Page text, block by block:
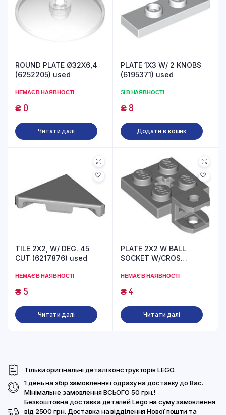
ROUND PLATE Ø32X6,4
(6252205) used
НЕМАЄ В НАЯВНОСТІ
₴0
Читати далі
PLATE 1X3 W/ 2 KNOBS
(6195371) used
51 В НАЯВНОСТІ
₴8
Додати в кошик
TILE 2X2, W/ DEG. 45
CUT (6217876) used
НЕМАЄ В НАЯВНОСТІ
₴5
Читати далі
PLATE 2X2 W BALL
SOCKET W/CROS
НЕМАЄ В НАЯВНОСТІ
₴4
Читати далі
Тільки оригінальні деталі конструкторів LEGO.
1 день на збір замовлення і одразу на доставку до Вас.
Мінімальне замовлення ВСЬОГО 50 грн.!
Безкоштовна доставка деталей Lego на суму замовлення
від 2500 грн. Доставка на відділення Нової пошти та